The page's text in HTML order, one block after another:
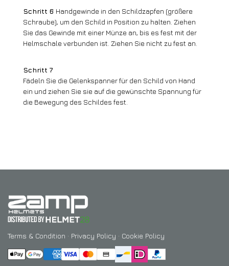
Schritt 6 Handgewinde in den Schildzapfen (größere
Schraube), um den Schild in Position zu halten. Ziehen
Sie das Gewinde mit einer Münze an, bis es fest mit der
Helmschale verbunden ist. Ziehen Sie nicht zu fest an.
Schritt 7
Fädeln Sie die Gelenkspanner für den Schild von Hand
ein und ziehen Sie sie auf die gewünschte Spannung für
die Bewegung des Schildes fest.
Terms & Condition · Privacy Policy · Cookie Policy